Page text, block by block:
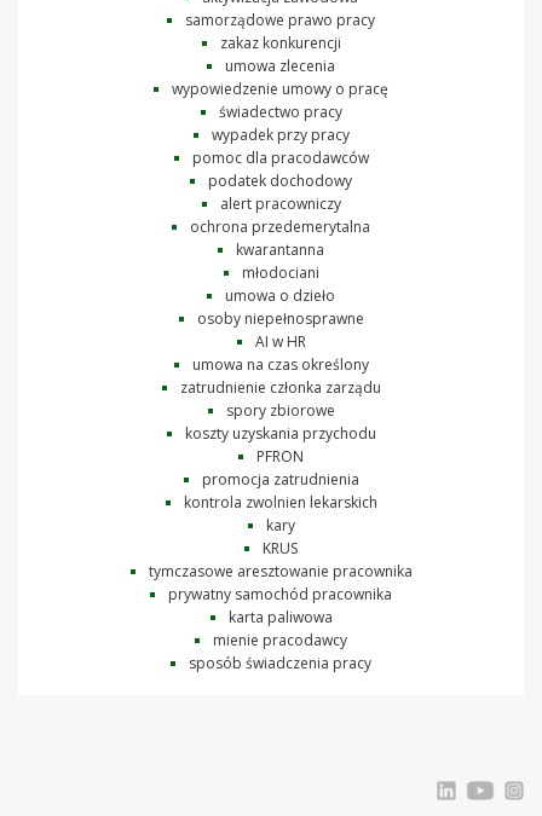
samorządowe prawo pracy
zakaz konkurencji
umowa zlecenia
wypowiedzenie umowy o pracę
świadectwo pracy
wypadek przy pracy
pomoc dla pracodawców
podatek dochodowy
alert pracowniczy
ochrona przedemerytalna
kwarantanna
młodociani
umowa o dzieło
osoby niepełnosprawne
AI w HR
umowa na czas określony
zatrudnienie członka zarządu
spory zbiorowe
koszty uzyskania przychodu
PFRON
promocja zatrudnienia
kontrola zwolnien lekarskich
kary
KRUS
tymczasowe aresztowanie pracownika
prywatny samochód pracownika
karta paliwowa
mienie pracodawcy
sposób świadczenia pracy